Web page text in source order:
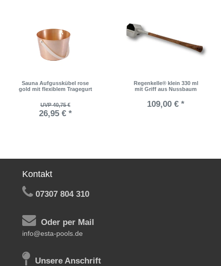
Sauna Aufgusskübel rose
gold mit flexiblem Tragegurt
UVP 40,75 €
26,95 € *
Regenkelle® klein 330 ml
mit Griff aus Nussbaum
109,00 € *
Kontakt
07307 804 310
Oder per Mail
info@esta-pools.de
Unsere Anschrift